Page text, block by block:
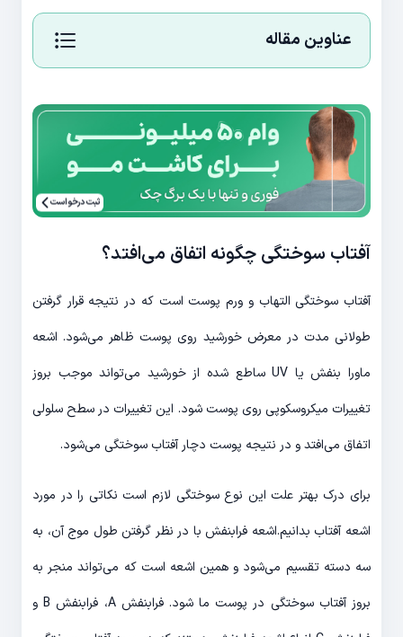
عناوین مقاله
ثبت درخواست
آفتاب سوختگی چگونه اتفاق می‌افتد؟
آفتاب سوختگی التهاب و ورم پوست است که در نتیجه قرار گرفتن
طولانی مدت در معرض خورشید روی پوست ظاهر می‌شود. اشعه
ماورا بنفش یا UV ساطع شده از خورشید می‌تواند موجب بروز
تغییرات میکروسکوپی روی پوست شود. این تغییرات در سطح سلولی
اتفاق می‌افتد و در نتیجه پوست دچار آفتاب سوختگی می‌شود.
برای درک بهتر علت این نوع سوختگی لازم است نکاتی را در مورد
اشعه آفتاب بدانیم.اشعه فرابنفش با در نظر گرفتن طول موج آن، به
سه دسته تقسیم می‌شود و همین اشعه است که می‌تواند منجر به
بروز آفتاب سوختگی در پوست ما شود. فرابنفش A، فرابنفش B و